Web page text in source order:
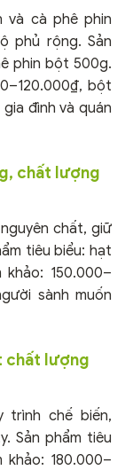
và cà phê phin
phủ rộng. Sản
phin bột 500g.
bột
đình và quán
chất lượng
chất, giữ
tiêu biểu: hạt
150.000–
sành muốn
chất lượng
trình chế biến,
Sản phẩm tiêu
180.000–